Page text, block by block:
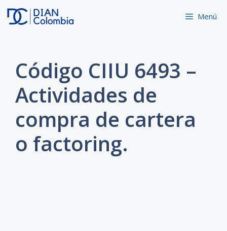
Saltar
Menú
Código CIIU 6493 –
Actividades de
compra de cartera
o factoring.